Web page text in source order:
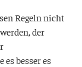
Regeln nicht
der
besser es